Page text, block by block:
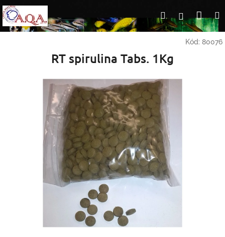
Přejít
na
obsah
HledatPřihlášení
Kód: 80076
RT spirulina Tabs. 1Kg